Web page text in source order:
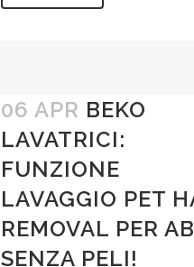
06 APR BEKO
LAVATRICI:
FUNZIONE
LAVAGGIO PET
REMOVAL PER
SENZA PELI!